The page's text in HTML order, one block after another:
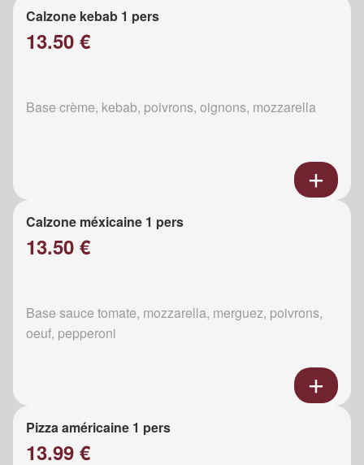
Calzone kebab 1 pers
13.50 €
Base crème, kebab, poivrons, oignons, mozzarella
Calzone méxicaine 1 pers
13.50 €
Base sauce tomate, mozzarella, merguez, poivrons,
oeuf, pepperoni
Pizza américaine 1 pers
13.99 €